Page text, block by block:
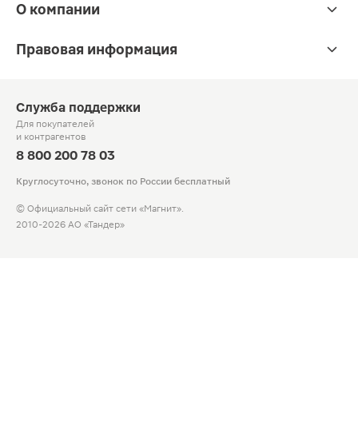
О компании
Правовая информация
Служба поддержки
Для покупателей
и контрагентов
8 800 200 78 03
Круглосуточно, звонок по России бесплатный
© Официальный сайт сети «Магнит».
2010-2026 АО «Тандер»